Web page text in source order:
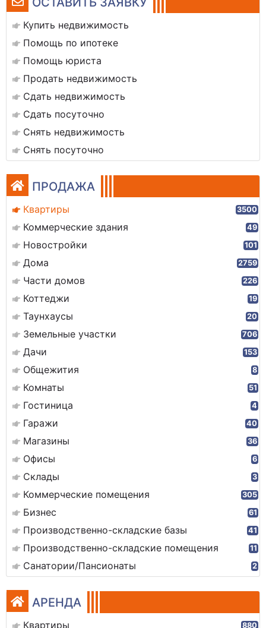
Купить недвижимость
Помощь по ипотеке
Помощь юриста
Продать недвижимость
Сдать недвижимость
Сдать посуточно
Снять недвижимость
Снять посуточно
ПРОДАЖА
Квартиры 3500
Коммерческие здания 49
Новостройки 101
Дома 2759
Части домов 226
Коттеджи 19
Таунхаусы 20
Земельные участки 706
Дачи 153
Общежития 8
Комнаты 51
Гостиница 4
Гаражи 40
Магазины 36
Офисы 6
Склады 3
Коммерческие помещения 305
Бизнес 61
Производственно-складские базы 41
Производственно-складские помещения 11
Санатории/Пансионаты 2
АРЕНДА
Квартиры 880